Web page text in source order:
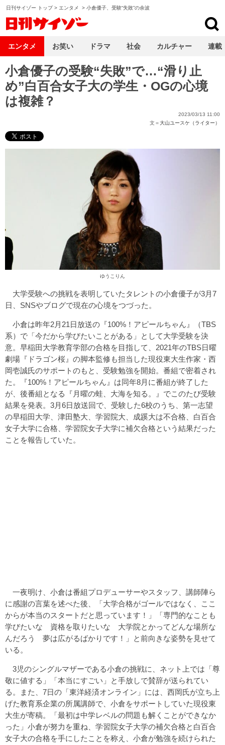
日刊サイゾー トップ> エンタメ > 小倉優子、受験“失敗”の余波
小倉優子の受験“失敗”で…“滑り止
め”白百合女子大の学生・OGの心境
は複雑？
2023/03/13 11:00
文＝大山ユースケ（ライター）
ゆうこりん
大学受験への挑戦を表明していたタレントの小倉優子が3月7
日、SNSやブログで現在の心境をつづった。
小倉は昨年2月21日放送の『100%！アピールちゃん』（TBS
系）で「今だから学びたいことがある」として大学受験を決
意。早稲田大学教育学部の合格を目指して、2021年のTBS日曜
劇場『ドラゴン桜』の脚本監修も担当した現役東大生作家・西
岡壱誠氏のサポートのもと、受験勉強を開始。番組で密着され
た。『100%！アピールちゃん』は同年8月に番組が終了した
が、後番組となる『月曜の蛙、大海を知る。』でこのたび受験
結果を発表。3月6日放送回で、受験した6校のうち、第一志望
の早稲田大学、津田塾大、学習院大、成蹊大は不合格、白百合
女子大学に合格、学習院女子大学に補欠合格という結果だった
ことを報告していた。
一夜明け、小倉は番組プロデューサーやスタッフ、講師陣ら
に感謝の言葉を述べた後、「大学合格がゴールではなく、ここ
からが本当のスタートだと思っています！」「専門的なことも
学びたいな 資格を取りたいな 大学院とかってどんな場所な
んだろう 夢は広がるばかりです！」と前向きな姿勢を見せて
いる。
3児のシングルマザーである小倉の挑戦に、ネット上では「尊
敬に値する」「本当にすごい」と手放しで賛辞が送られてい
る。また、7日の「東洋経済オンライン」には、西岡氏が立ち上
げた教育系企業の所属講師で、小倉をサポートしていた現役東
大生が寄稿。「最初は中学レベルの問題も解くことができなか
った」小倉が努力を重ね、学習院女子大学の補欠合格と白百合
女子大の合格を手にしたことを称え、小倉が勉強を続けられた
エンタメ お笑い ドラマ 社会 カルチャー 連載